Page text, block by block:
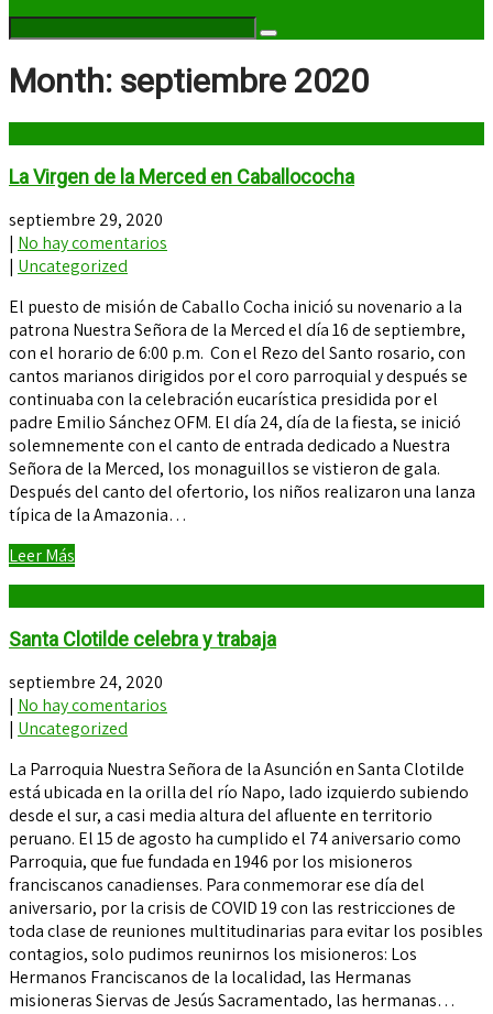
Month: septiembre 2020
La Virgen de la Merced en Caballococha
septiembre 29, 2020
| No hay comentarios
| Uncategorized
El puesto de misión de Caballo Cocha inició su novenario a la
patrona Nuestra Señora de la Merced el día 16 de septiembre,
con el horario de 6:00 p.m. Con el Rezo del Santo rosario, con
cantos marianos dirigidos por el coro parroquial y después se
continuaba con la celebración eucarística presidida por el
padre Emilio Sánchez OFM. El día 24, día de la fiesta, se inició
solemnemente con el canto de entrada dedicado a Nuestra
Señora de la Merced, los monaguillos se vistieron de gala.
Después del canto del ofertorio, los niños realizaron una lanza
típica de la Amazonia…
Leer Más
Santa Clotilde celebra y trabaja
septiembre 24, 2020
| No hay comentarios
| Uncategorized
La Parroquia Nuestra Señora de la Asunción en Santa Clotilde
está ubicada en la orilla del río Napo, lado izquierdo subiendo
desde el sur, a casi media altura del afluente en territorio
peruano. El 15 de agosto ha cumplido el 74 aniversario como
Parroquia, que fue fundada en 1946 por los misioneros
franciscanos canadienses. Para conmemorar ese día del
aniversario, por la crisis de COVID 19 con las restricciones de
toda clase de reuniones multitudinarias para evitar los posibles
contagios, solo pudimos reunirnos los misioneros: Los
Hermanos Franciscanos de la localidad, las Hermanas
misioneras Siervas de Jesús Sacramentado, las hermanas…